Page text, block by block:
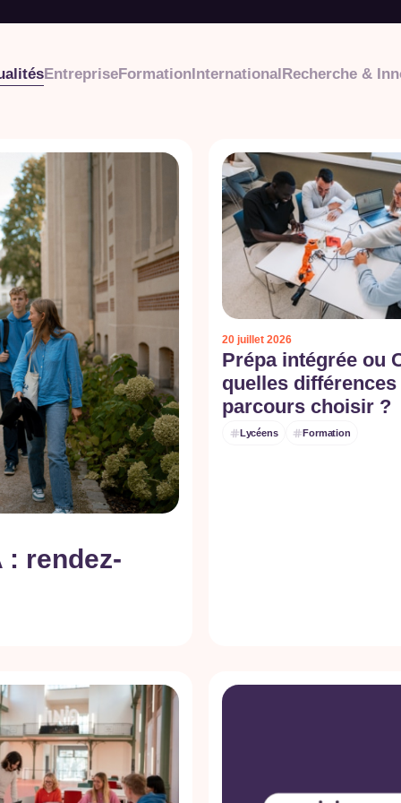
EntrepriseFormationInternational Recherche &
: rendez-
20 juillet 2026
Prépa intégrée ou
quelles
parcours choisir ?
Lycéens Formation